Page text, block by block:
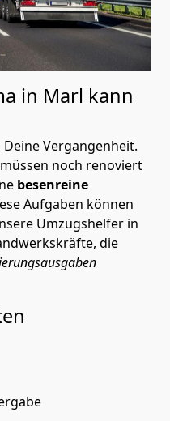
in Marl kann
Vergangenheit.
noch renoviert
besenreine
Aufgaben können
Umzugshelfer in
die